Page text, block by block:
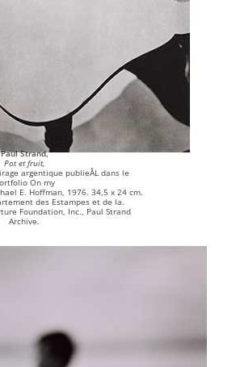
Paul Strand,
Pot et fruit,
argentique publieÅL dans le
On my
E. Hoffman, 1976. 34,5 x 24 cm.
des Estampes et de la.
Foundation, Inc., Paul Strand
Archive.